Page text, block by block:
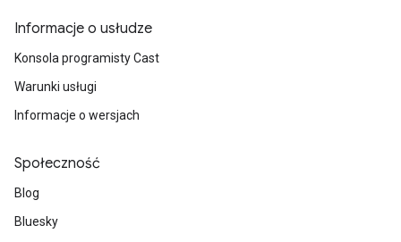
Informacje o usłudze
Konsola programisty Cast
Warunki usługi
Informacje o wersjach
Społeczność
Blog
Bluesky